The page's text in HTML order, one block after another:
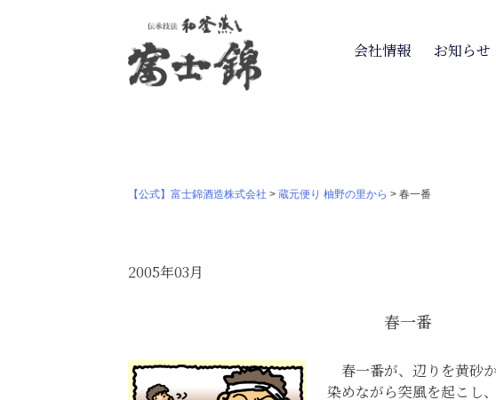
会社情報 お知らせ
【公式】富士錦酒造株式会社 > 蔵元便り 柚野の里から > 春一番
2005年03月
春一番
春一番が、辺りを黄砂
染めながら突風を起こし